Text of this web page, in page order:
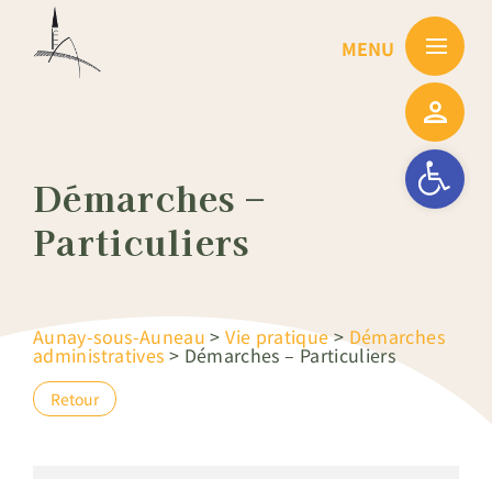
Ouvrir la
Démarches –
Particuliers
Aunay-sous-Auneau >Vie pratique>Démarches
administratives > Démarches – Particuliers
Retour